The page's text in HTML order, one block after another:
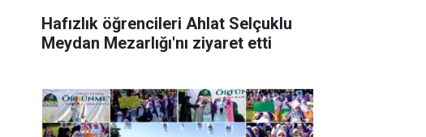
Hafızlık öğrencileri Ahlat Selçuklu
Meydan Mezarlığı'nı ziyaret etti